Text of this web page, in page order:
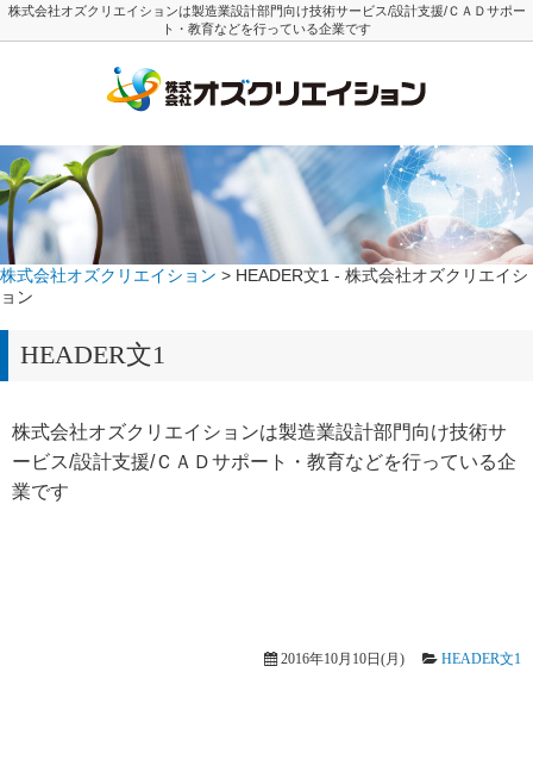
株式会社オズクリエイションは製造業設計部門向け技術サービス/設計支援/ＣＡＤサポー
ト・教育などを行っている企業です
株式会社オズクリエイション > HEADER文1 - 株式会社オズクリエイシ
ョン
HEADER文1
株式会社オズクリエイションは製造業設計部門向け技術サ
ービス/設計支援/ＣＡＤサポート・教育などを行っている企
業です
2016年10月10日(月) HEADER文1